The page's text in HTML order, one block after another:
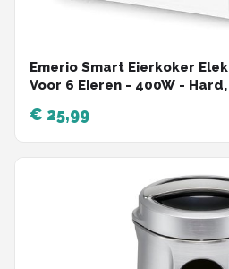
Emerio Smart Eierkoker
Voor 6 Eieren - 400W -
gekookt - Inclusief
Eierwekker Wit
€ 25,99